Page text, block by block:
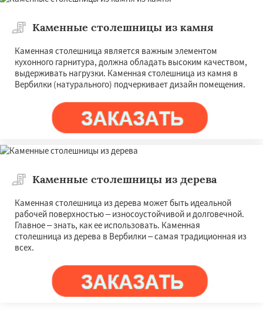
Каменные столешницы из камня
Каменная столешница является важным элементом
кухонного гарнитура, должна обладать высоким качеством,
выдерживать нагрузки. Каменная столешница из камня в
Вербилки (натурального) подчеркивает дизайн помещения.
Каменные столешницы из дерева
Каменная столешница из дерева может быть идеальной
рабочей поверхностью – износоустойчивой и долговечной.
Главное – знать, как ее использовать. Каменная
столешница из дерева в Вербилки – самая традиционная из
всех.